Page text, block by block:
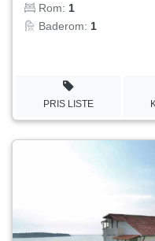
Rom: 1
Baderom: 1
PRIS LISTE